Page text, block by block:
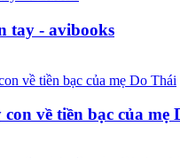
tay - avibooks
về tiền bạc của mẹ